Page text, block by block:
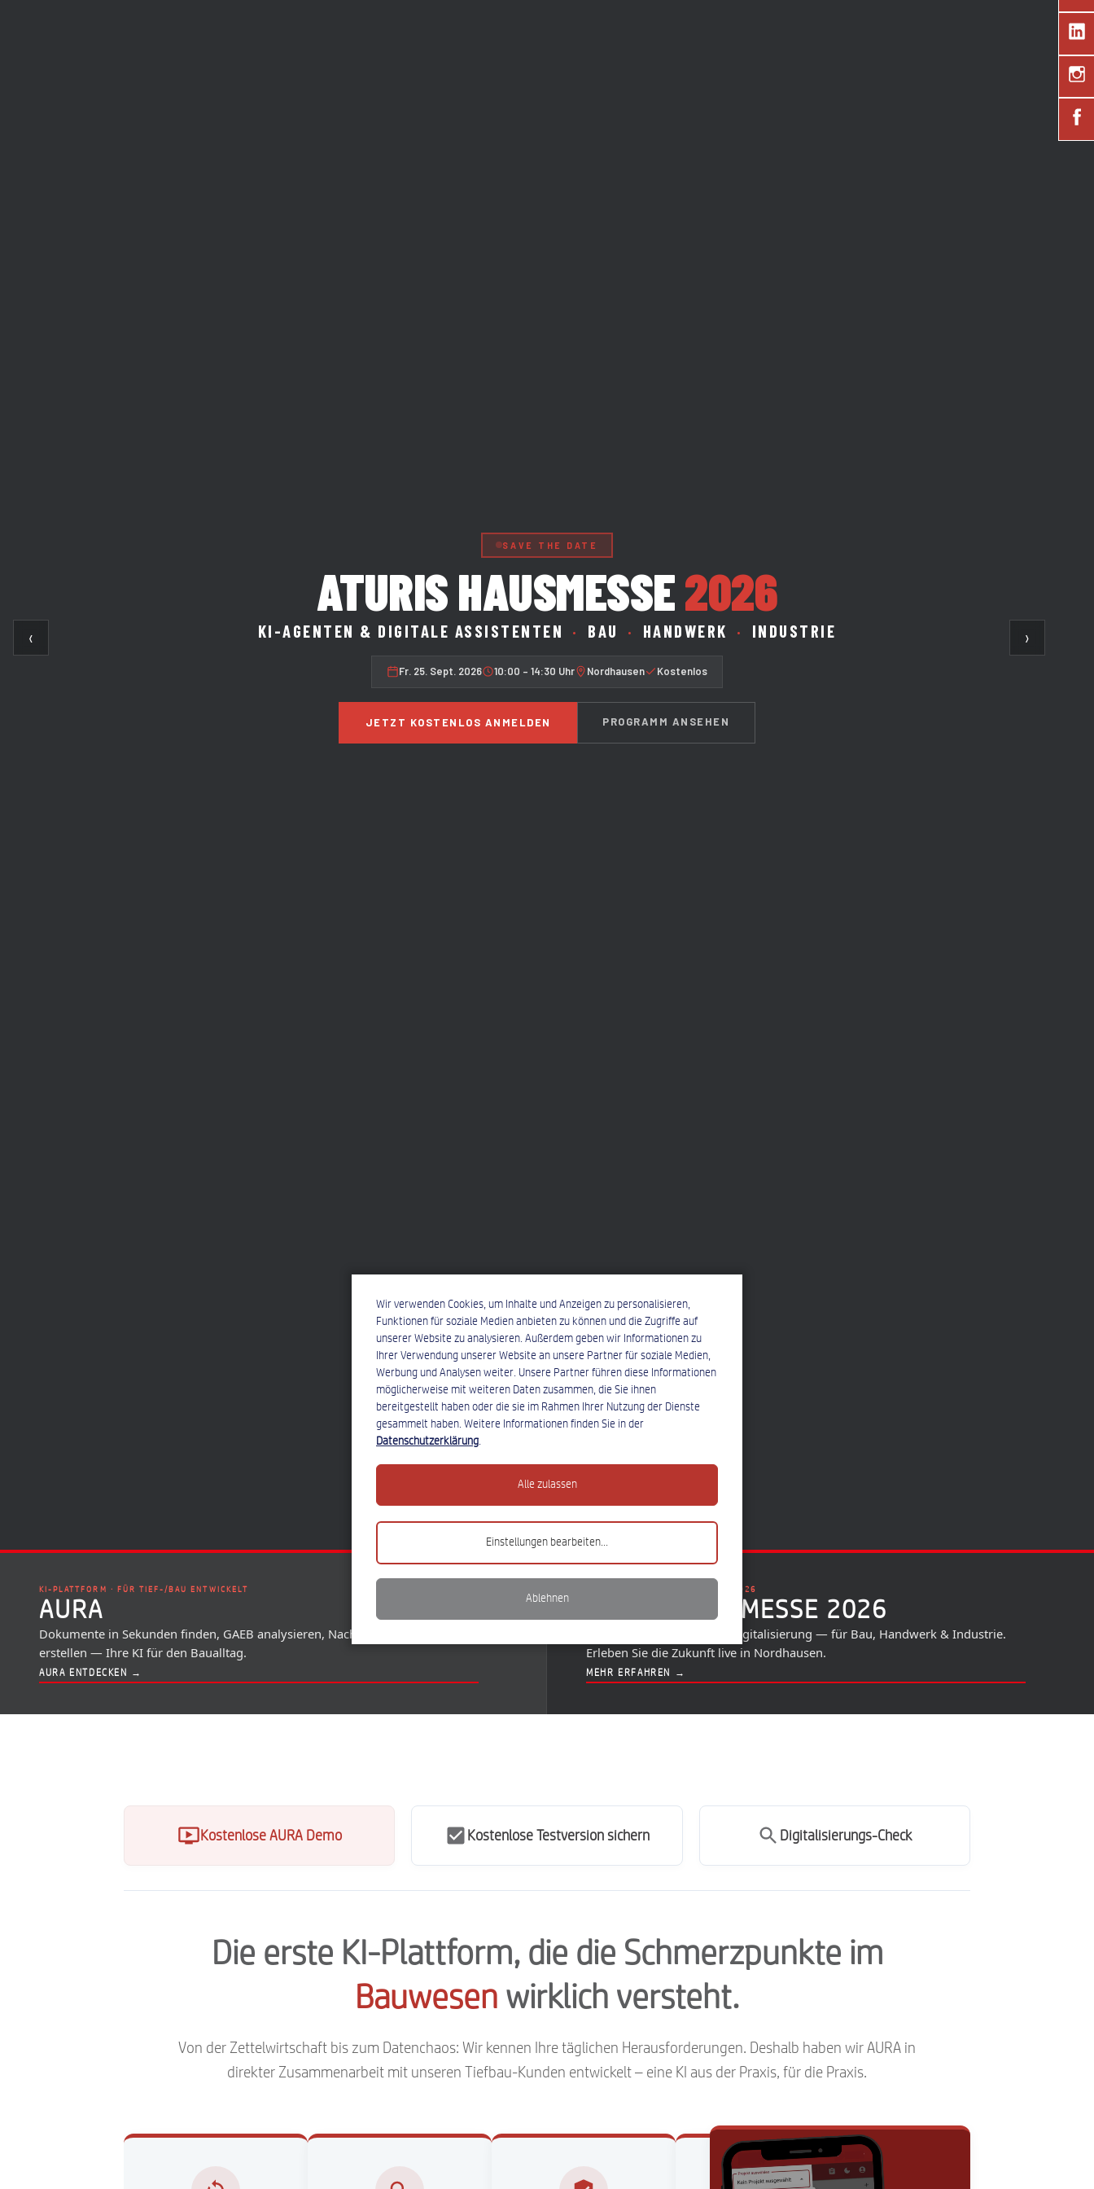
SAVE THE DATE
ATURIS HAUSMESSE2026
KI-AGENTEN & DIGITALE ASSISTENTEN · BAU · HANDWERK · INDUSTRIE
Fr. 25. Sept. 2026 10:00 – 14:30 Uhr Nordhausen Kostenlos
JETZT KOSTENLOS ANMELDEN PROGRAMM ANSEHEN
‹ ›
KI-PLATTFORM · FÜR TIEF-/BAU ENTWICKELT
AURA
Dokumente in Sekunden finden, GAEB analysieren, Nachträge automatisch
erstellen — Ihre KI für den Baualltag.
AURA ENTDECKEN →
SAVE THE DATE · FR. 25. SEPT. 2026
ATURIS HAUSMESSE 2026
KI · Prozessoptimierung · Digitalisierung — für Bau, Handwerk & Industrie.
Erleben Sie die Zukunft live in Nordhausen.
MEHR ERFAHREN →
Kostenlose AURA Demo Kostenlose Testversion sichern Digitalisierungs-Check
Die erste KI-Plattform, die die Schmerzpunkte im
Bauwesen wirklich versteht.
Von der Zettelwirtschaft bis zum Datenchaos: Wir kennen Ihre täglichen Herausforderungen. Deshalb haben wir AURA in
direkter Zusammenarbeit mit unseren Tiefbau-Kunden entwickelt – eine KI aus der Praxis, für die Praxis.
Wir verwenden Cookies, um Inhalte und Anzeigen zu personalisieren,
Funktionen für soziale Medien anbieten zu können und die Zugriffe auf
unserer Website zu analysieren. Außerdem geben wir Informationen zu
Ihrer Verwendung unserer Website an unsere Partner für soziale Medien,
Werbung und Analysen weiter. Unsere Partner führen diese Informationen
möglicherweise mit weiteren Daten zusammen, die Sie ihnen
bereitgestellt haben oder die sie im Rahmen Ihrer Nutzung der Dienste
gesammelt haben. Weitere Informationen finden Sie in der
Datenschutzerklärung.
Einstellungen bearbeiten...
Ablehnen
Alle zulassen